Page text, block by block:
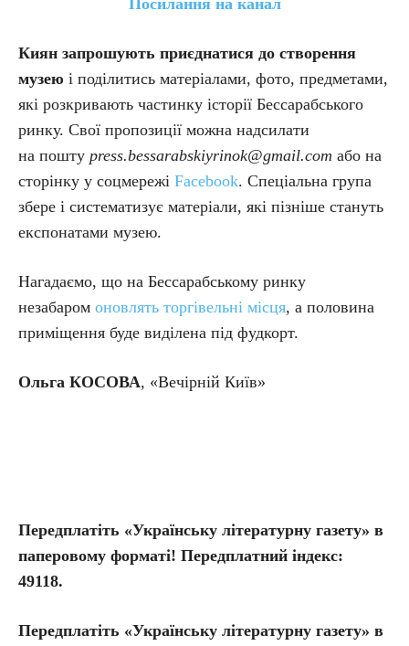
Посилання на канал
Киян запрошують приєднатися до створення
музею і поділитись матеріалами, фото, предметами,
які розкривають частинку історії Бессарабського
ринку. Свої пропозиції можна надсилати
на пошту press.bessarabskiyrinok@gmail.com або на
сторінку у соцмережі Facebook. Спеціальна група
збере і систематизує матеріали, які пізніше стануть
експонатами музею.
Нагадаємо, що на Бессарабському ринку
незабаром оновлять торгівельні місця, а половина
приміщення буде виділена під фудкорт.
Ольга КОСОВА, «Вечірній Київ»
Передплатіть «Українську літературну газету» в
паперовому форматі! Передплатний індекс:
49118.
Передплатіть «Українську літературну газету» в